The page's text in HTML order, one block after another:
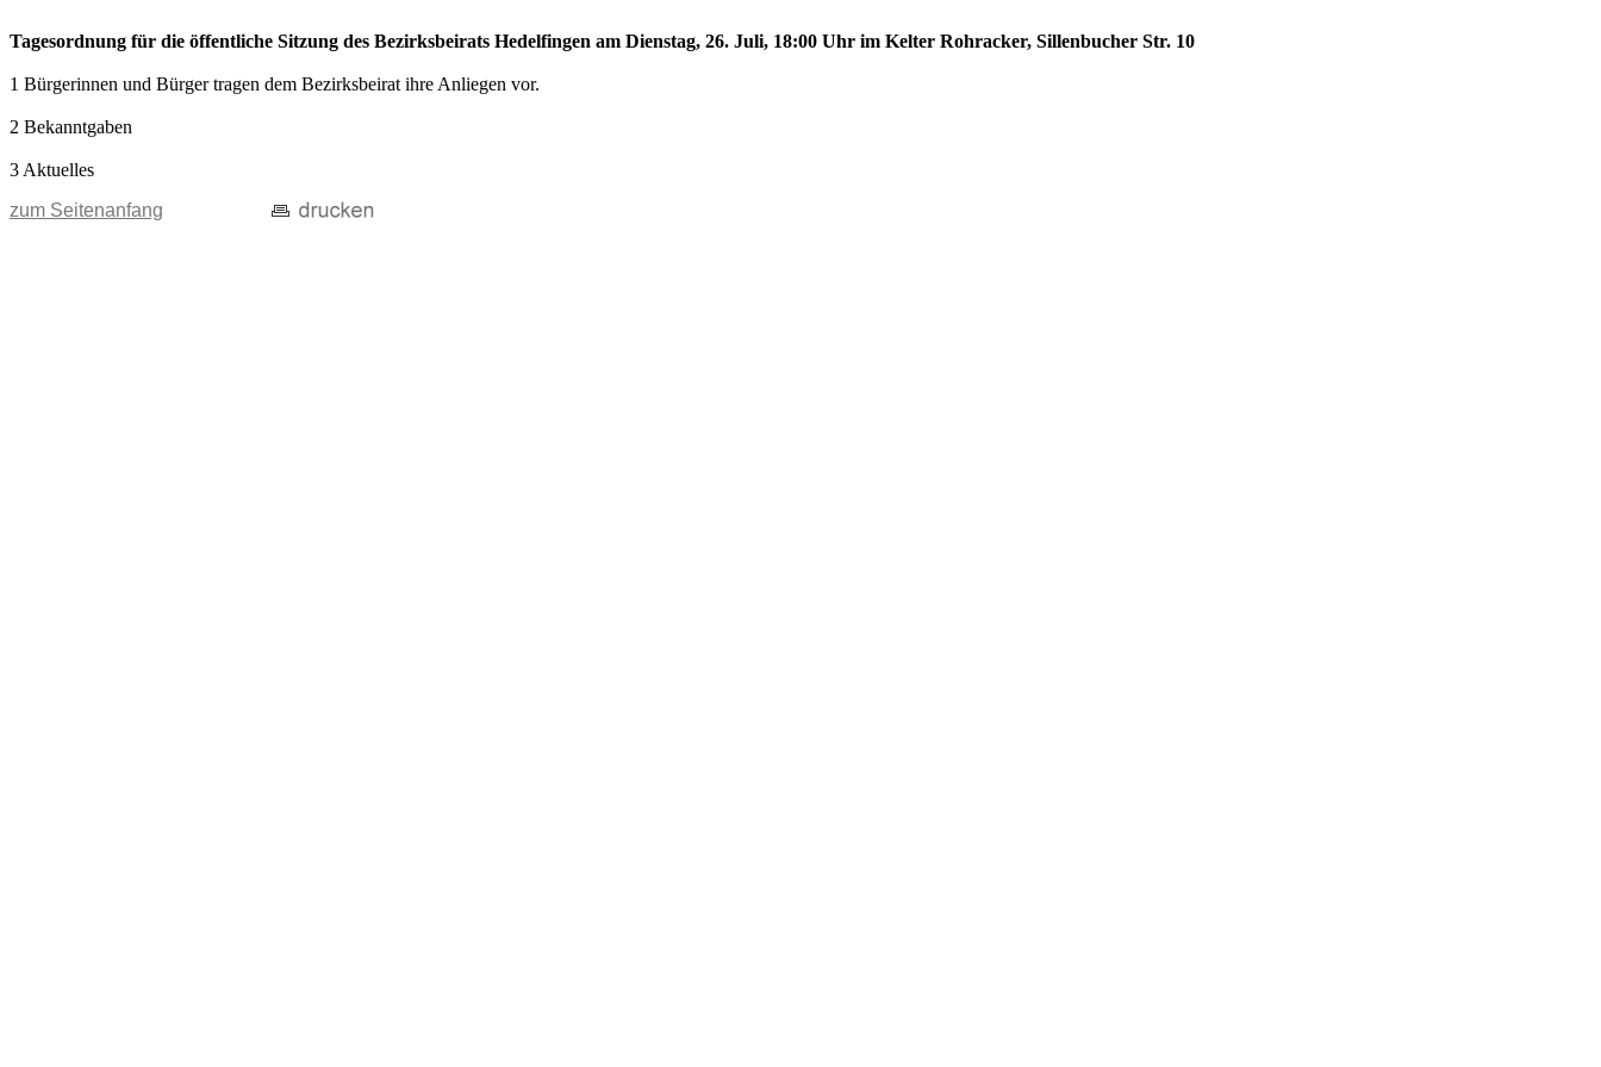
Tagesordnung für die öffentliche Sitzung des Bezirksbeirats Hedelfingen am Dienstag, 26. Juli, 18:00 Uhr im Kelter Rohracker, Sillenbucher Str. 10
1 Bürgerinnen und Bürger tragen dem Bezirksbeirat ihre Anliegen vor.
2 Bekanntgaben
3 Aktuelles
zum Seitenanfang